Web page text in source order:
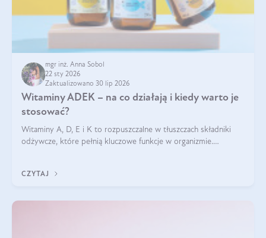
mgr inż. Anna Sobol
22 sty 2026
Zaktualizowano 30 lip 2026
Witaminy ADEK – na co działają i kiedy warto je
stosować?
Witaminy A, D, E i K to rozpuszczalne w tłuszczach składniki
odżywcze, które pełnią kluczowe funkcje w organizmie.
CZYTAJ